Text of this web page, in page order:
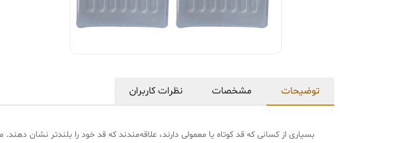
توضیحات مشخصات نظرات کاربران
بسیاری از کسانی که قد کوتاه یا معمولی دارند، علاقه‌مندند که قد خود را بلندتر نشان